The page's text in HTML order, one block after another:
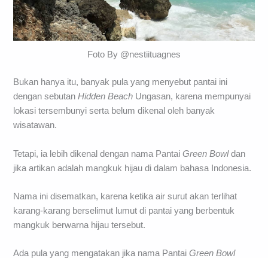
Foto By @nestiituagnes
Bukan hanya itu, banyak pula yang menyebut pantai ini
dengan sebutanHidden Beach Ungasan, karena mempunyai
lokasi tersembunyi serta belum dikenal oleh banyak
wisatawan.
Tetapi, ia lebih dikenal dengan nama PantaiGreen Bowldan
jika artikan adalah mangkuk hijau di dalam bahasa Indonesia.
Nama ini disematkan, karena ketika air surut akan terlihat
karang-karang berselimut lumut di pantai yang berbentuk
mangkuk berwarna hijau tersebut.
Ada pula yang mengatakan jika nama PantaiGreen Bowl